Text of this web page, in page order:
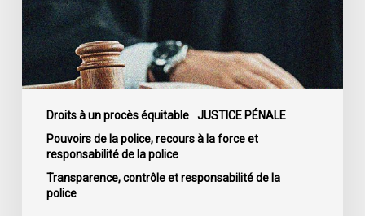
Droits à un procès équitable
JUSTICE PÉNALE
Pouvoirs de la police, recours à la force et
responsabilité de la police
Transparence, contrôle et responsabilité de la
police
stricte
de
divulguer
les
informations
relatives
fautes
professionnelles